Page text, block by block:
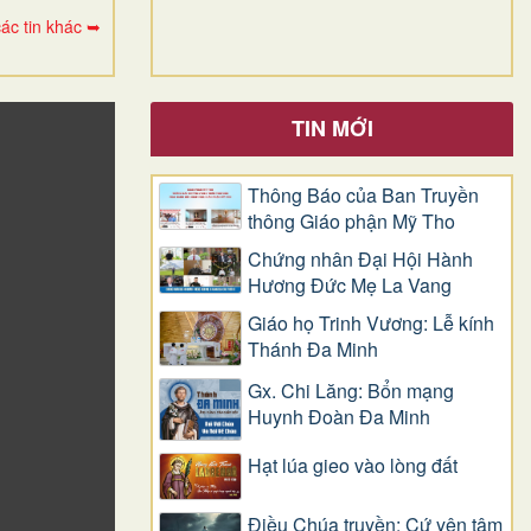
tin khác ➥
TIN MỚI
Thông Báo của Ban Truyền
thông Giáo phận Mỹ Tho
Chứng nhân Đại Hội Hành
Hương Đức Mẹ La Vang
Giáo họ Trinh Vương: Lễ kính
Thánh Đa Minh
Gx. Chi Lăng: Bổn mạng
Huynh Đoàn Đa Minh
Hạt lúa gieo vào lòng đất
Điều Chúa truyền: Cứ yên tâm